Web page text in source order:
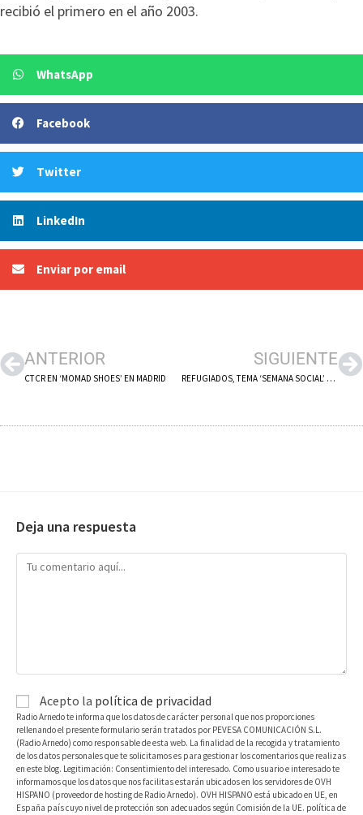
recibió el primero en el año 2003.
WhatsApp
Facebook
Twitter
LinkedIn
Enviar por email
ANTERIOR
CTCR EN ‘MOMAD SHOES’ EN MADRID
SIGUIENTE
REFUGIADOS, TEMA ‘SEMANA SOCIAL’ CÁRITAS
Deja una respuesta
Acepto la política de privacidad
Radio Arnedo te informa que los datos de carácter personal que nos proporciones
rellenando el presente formulario serán tratados por PEVESA COMUNICACIÓN S.L.
(Radio Arnedo) como responsable de esta web. La finalidad de la recogida y tratamiento
de los datos personales que te solicitamos es para gestionar los comentarios que realizas
en este blog. Legitimación: Consentimiento del interesado. Como usuario e interesado te
informamos que los datos que nos facilitas estarán ubicados en los servidores de OVH
HISPANO (proveedor de hosting de Radio Arnedo). OVH HISPANO está ubicado en UE, en
España país cuyo nivel de protección son adecuados según Comisión de la UE. política de